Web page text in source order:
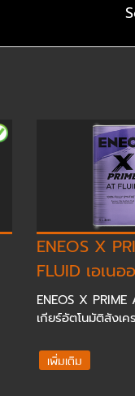
ENEOS X
FLUID เอเนอ
ENEOS X PRIME
เกียร์อัตโนมัติสังเค
เพิ่มเติม